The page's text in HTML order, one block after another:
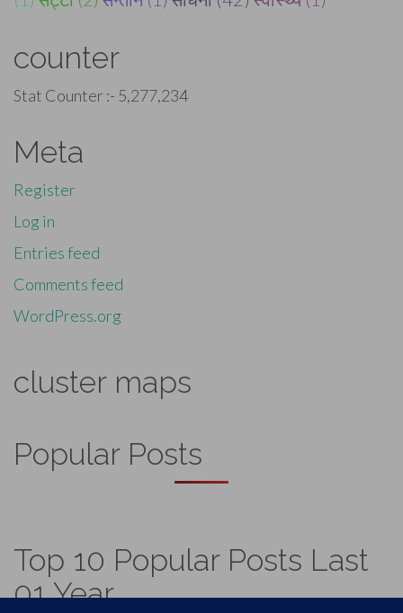
counter
Stat Counter :- 5,277,234
Meta
Register
Log in
Entries feed
Comments feed
WordPress.org
cluster maps
Popular Posts
Top 10 Popular Posts Last
01 Year